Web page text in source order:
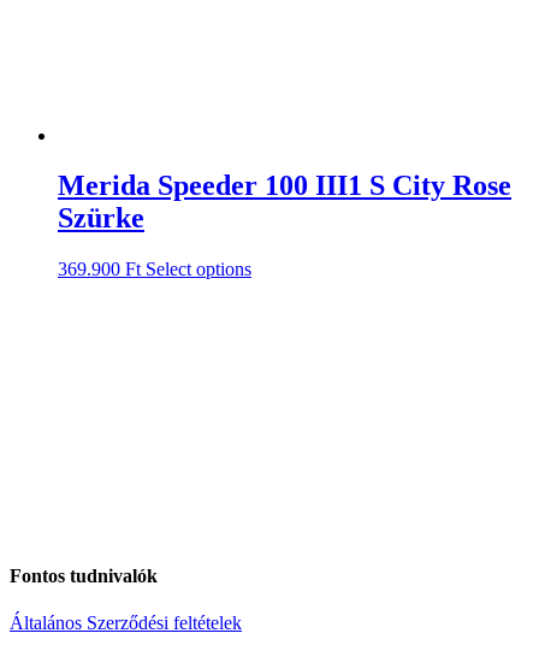
Merida Speeder 100 III1 S City Rose
Szürke
369.900 Ft Select options
Fontos tudnivalók
Általános Szerződési feltételek